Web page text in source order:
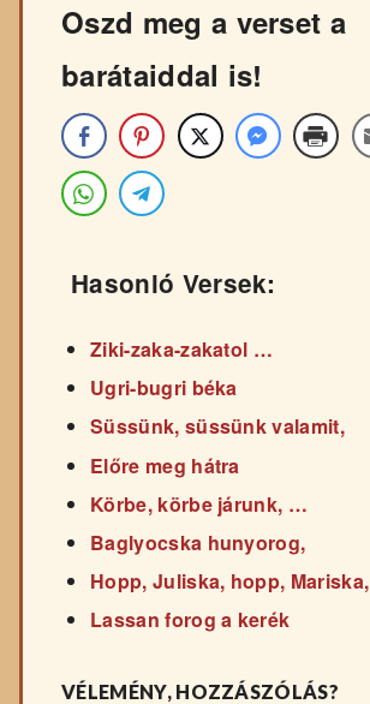
Oszd meg a verset a
barátaiddal is!
Hasonló Versek:
Ziki-zaka-zakatol …
Ugri-bugri béka
Süssünk, süssünk valamit,
Előre meg hátra
Körbe, körbe járunk, …
Baglyocska hunyorog,
Hopp, Juliska, hopp, Mariska,
Lassan forog a kerék
VÉLEMÉNY, HOZZÁSZÓLÁS?